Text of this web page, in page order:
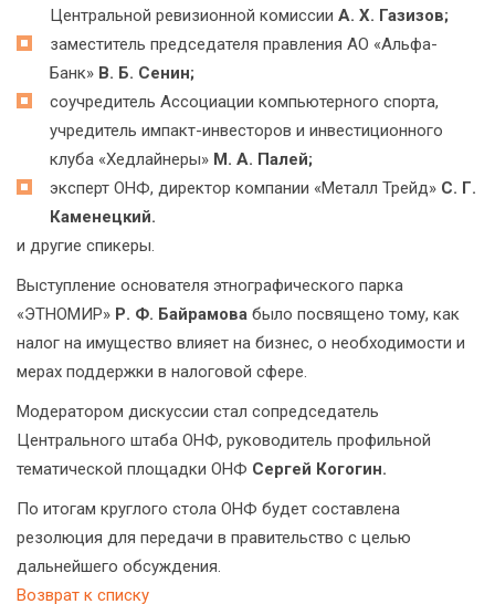
Центральной ревизионной комиссии А. Х. Газизов;
заместитель председателя правления АО «Альфа-
Банк» В. Б. Сенин;
соучредитель Ассоциации компьютерного спорта,
учредитель импакт-инвесторов и инвестиционного
клуба «Хедлайнеры» М. А. Палей;
эксперт ОНФ, директор компании «Металл Трейд» С. Г.
Каменецкий.
и другие спикеры.
Выступление основателя этнографического парка
«ЭТНОМИР» Р. Ф. Байрамова было посвящено тому, как
налог на имущество влияет на бизнес, о необходимости и
мерах поддержки в налоговой сфере.
Модератором дискуссии стал сопредседатель
Центрального штаба ОНФ, руководитель профильной
тематической площадки ОНФ Сергей Когогин.
По итогам круглого стола ОНФ будет составлена
резолюция для передачи в правительство с целью
дальнейшего обсуждения.
Возврат к списку